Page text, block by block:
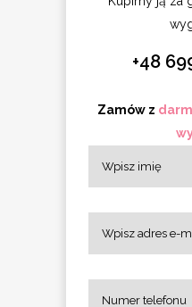
+48
Zamów z